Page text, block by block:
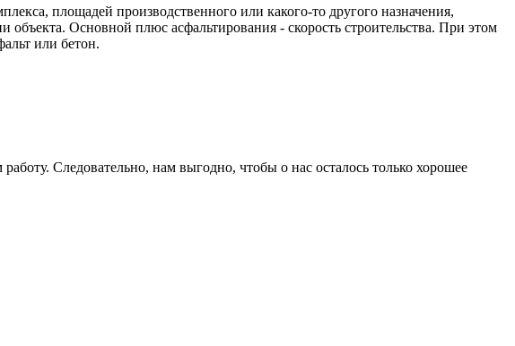
площадей производственного или какого-то другого назначения,
Основной плюс асфальтирования - скорость строительства. При этом
или бетон.
Следовательно, нам выгодно, чтобы о нас осталось только хорошее